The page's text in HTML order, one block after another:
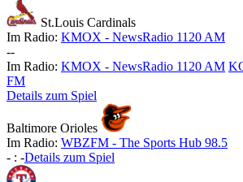
St.Louis Cardinals
Im Radio: KMOX - NewsRadio 1120 AM
--
Im Radio: KMOX - NewsRadio 1120 AM
FM
Details zum Spiel
Baltimore Orioles
Im Radio: WBZFM - The Sports Hub 98.5
- : -Details zum Spiel